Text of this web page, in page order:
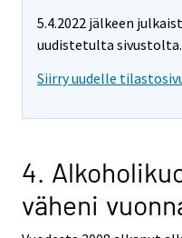
5.4.2022 jälkeen
uudistetulta sivustolta.
Siirry uudelle
4.
väheni